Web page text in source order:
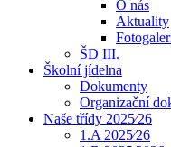
O nás
Aktuality
ŠD III.
Školní jídelna
Dokumenty
Organizační
Naše třídy 2025⁄26
1.A 2025⁄26